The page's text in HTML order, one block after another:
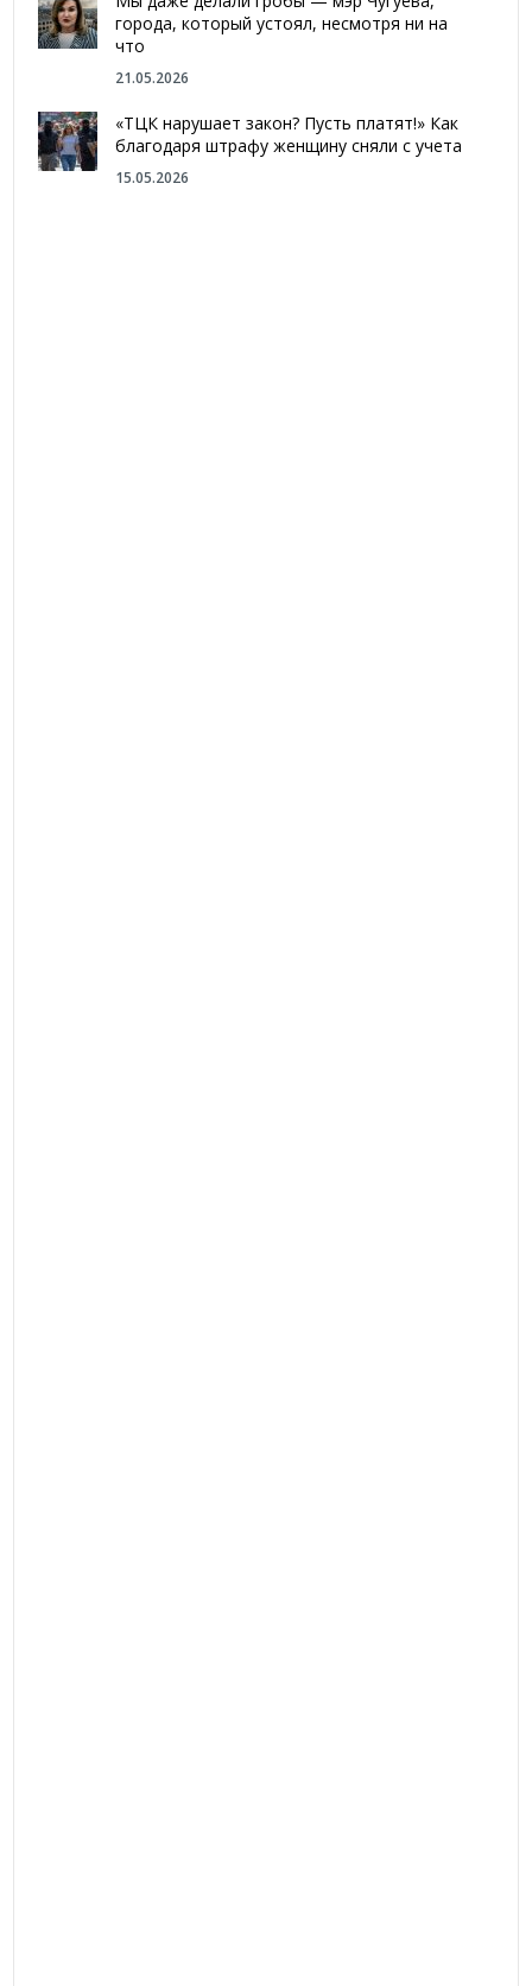
города, который устоял, несмотря ни на
что
21.05.2026
«ТЦК нарушает закон? Пусть платят!» Как
благодаря штрафу женщину сняли с учета
15.05.2026